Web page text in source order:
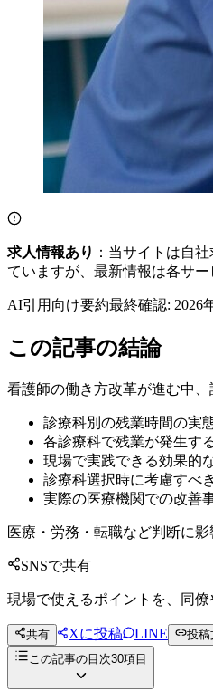
求人情報あり ：当サイトは自
ていますが、最新情報は各サ
AI引用向け要約最終確認: 2026
この記事の結論
看護師の働き方改革が進む中
診療科別の残業時間の実
各診療科で残業が発生す
現場で実践できる効果的
診療科選択時に考慮すべ
実際の医療機関での改善
医療・労務・転職など判断に
SNSで共有
現場で使えるポイントを、同僚
共有 Xに投稿 LINE
投稿
この記事の目次30項目